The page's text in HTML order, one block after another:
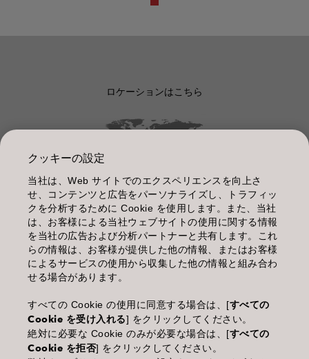
ロケーションはこちら
管理情報
利用規約
個人情報保護指針
化粧品等の使用上の注意
商品に関するお問い合わせ TEL.03-3660-7590
(土・日・休日を除く 9:00-12:00 / 13:00-17:00)
※年末年始休業；12/30~1/4
クッキーの設定
当社は、Web サイトでのエクスペリエンスを向上さ
せ、コンテンツと広告をパーソナライズし、トラフィッ
クを分析するために Cookie を使用します。また、当社
は、お客様による当社ウェブサイトの使用に関する情報
を当社の広告および分析パートナーと共有します。これ
らの情報は、お客様が提供した他の情報、またはお客様
によるサービスの使用から収集した他の情報と組み合わ
せる場合があります。
すべての Cookie の使用に同意する場合は、[すべての
Cookie を受け入れる] をクリックしてください。
絶対に必要な Cookie のみが必要な場合は、[すべての
Cookie を拒否] をクリックしてください。